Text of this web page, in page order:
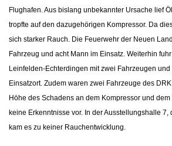
Flughafen. Aus bislang unbekannter Ursache lief
tropfte auf den dazugehörigen Kompressor. Da
sich starker Rauch. Die Feuerwehr der Neuen
Fahrzeug und acht Mann im Einsatz. Weiterhin
Leinfelden-Echterdingen mit zwei Fahrzeugen
Einsatzort. Zudem waren zwei Fahrzeuge des
Höhe des Schadens an dem Kompressor und
keine Erkenntnisse vor. In der Ausstellungshalle 7,
kam es zu keiner Rauchentwicklung.